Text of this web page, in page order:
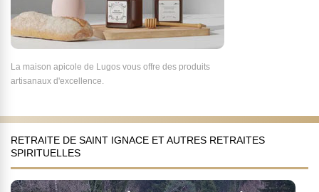
La maison apicole de Lugos vous offre des produits
artisanaux d'excellence.
RETRAITE DE SAINT IGNACE ET AUTRES RETRAITES
SPIRITUELLES